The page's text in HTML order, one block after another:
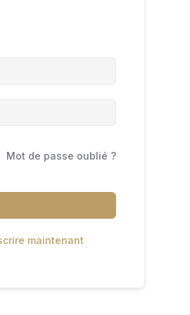
Mot de passe oublié ?
maintenant